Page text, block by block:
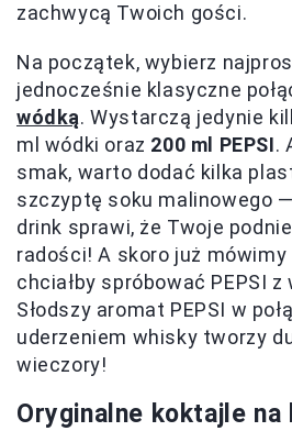
zachwycą Twoich gości.
Na początek, wybierz
jednocześnie klasyczne
wódką. Wystarczą jedynie
ml wódki oraz 200 ml PEPSI.
smak, warto dodać kilka
szczyptę soku malinowego
drink sprawi, że Twoje
radości! A skoro już
chciałby spróbować PEPSI
Słodszy aromat PEPSI w
uderzeniem whisky tworzy
wieczory!
Oryginalne koktajle